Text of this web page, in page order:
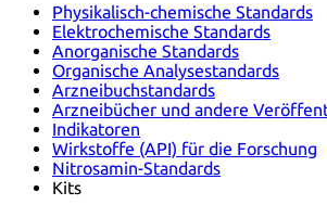
Physikalisch-chemische Standards
Elektrochemische Standards
Anorganische Standards
Organische Analysestandards
Arzneibuchstandards
Arzneibücher und andere
Indikatoren
Wirkstoffe (API) für die Forschung
Nitrosamin-Standards
Kits